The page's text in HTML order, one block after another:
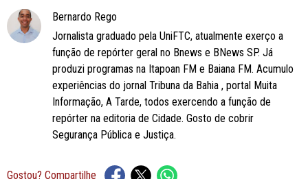
Bernardo Rego
Jornalista graduado pela UniFTC, atualmente exerço a
função de repórter geral no Bnews e BNews SP. Já
produzi programas na Itapoan FM e Baiana FM. Acumulo
experiências do jornal Tribuna da Bahia , portal Muita
Informação, A Tarde, todos exercendo a função de
repórter na editoria de Cidade. Gosto de cobrir
Segurança Pública e Justiça.
Gostou? Compartilhe